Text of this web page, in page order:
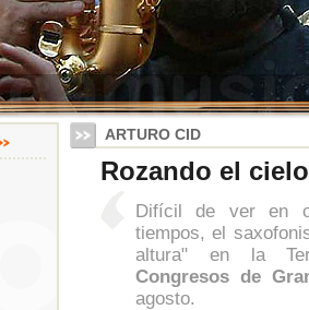
ARTURO CID
Rozando el cielo
Difícil de ver en
tiempos, el
altura" en la
Congresos de
agosto.